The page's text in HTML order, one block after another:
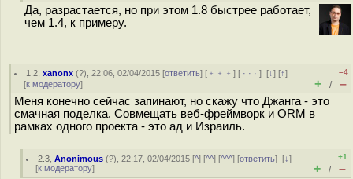
Да, разрастается, но при этом 1.8 быстрее работает,
чем 1.4, к примеру.
1.2 ,xanonx (?), 22:06, 02/04/2015 [ответить] [ ﹢﹢﹢] [ · · ·][↓] [↑]
[к модератору]
–4
+ / –
Меня конечно сейчас запинают, но скажу что Джанга - это
смачная поделка. Совмещать веб-фреймворк и ORM в
рамках одного проекта - это ад и Израиль.
2.3 ,Anonimous (?), 22:17, 02/04/2015 [^] [^^] [^^^] [ответить][↓]
[к модератору]
+1
+ / –